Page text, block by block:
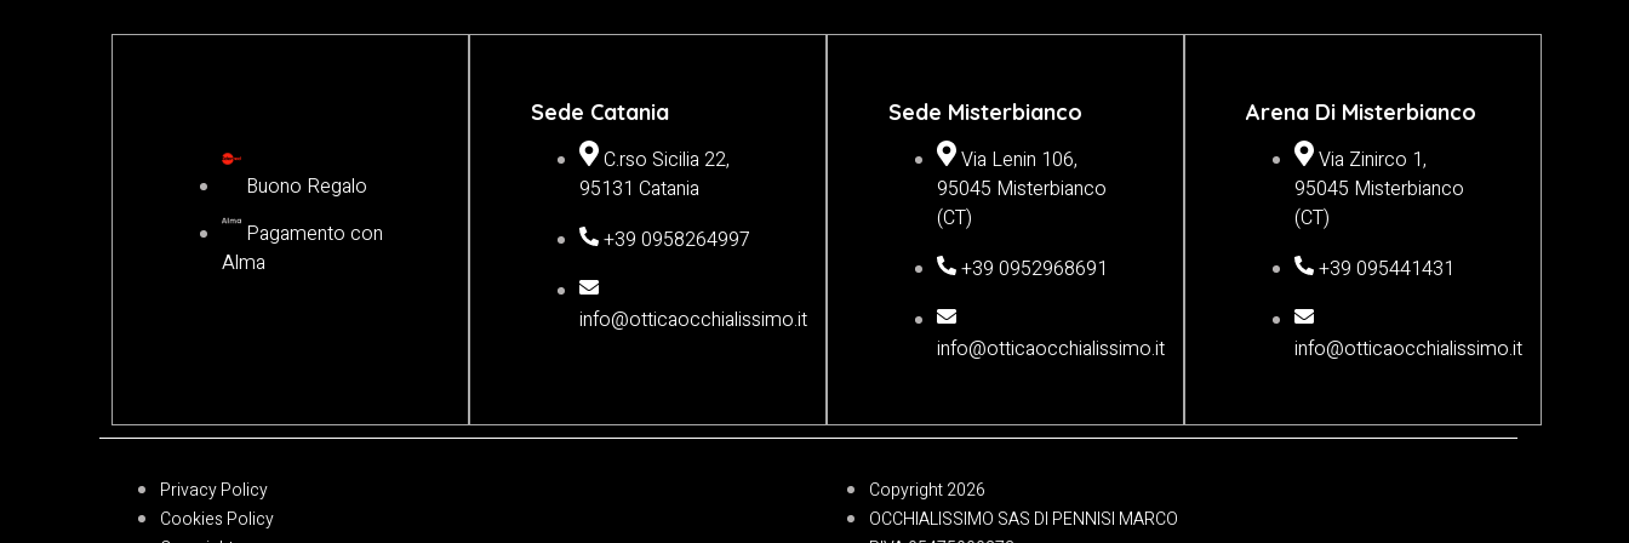
Buono Regalo
Pagamento con
Alma
Sede Catania
C.rso Sicilia 22,
95131 Catania
+39 0958264997
info@otticaocchialissimo.it
Sede Misterbianco
Via Lenin 106,
95045 Misterbianco
(CT)
+39 0952968691
info@otticaocchialissimo.it
Arena Di Misterbianco
Via Zinirco 1,
95045 Misterbianco
(CT)
+39 095441431
info@otticaocchialissimo.it
Privacy Policy
Cookies Policy
Copyright 2026
OCCHIALISSIMO SAS DI PENNISI MARCO